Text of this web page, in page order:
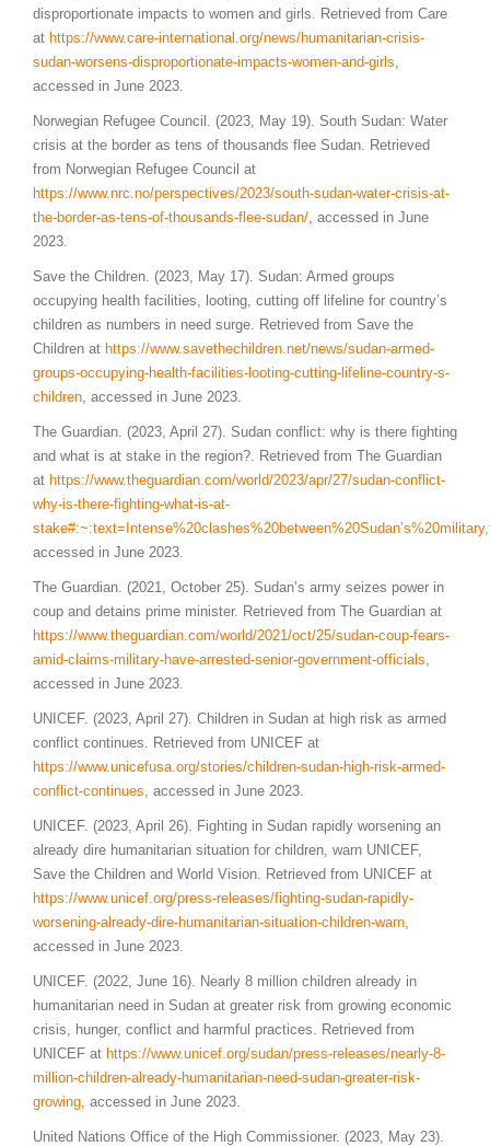
disproportionate impacts to women and girls. Retrieved from Care
at https://www.care-international.org/news/humanitarian-crisis-
sudan-worsens-disproportionate-impacts-women-and-girls
accessed in June 2023.
Norwegian Refugee Council. (2023, May 19). South Sudan: Water
crisis at the border as tens of thousands flee Sudan. Retrieved
from Norwegian Refugee Council at
https://www.nrc.no/perspectives/2023/south-sudan-water-crisis-at-
the-border-as-tens-of-thousands-flee-sudan/ , accessed in June
2023.
Save the Children. (2023, May 17). Sudan: Armed groups
occupying health facilities, looting, cutting off lifeline for country’s
children as numbers in need surge. Retrieved from Save the
Children at https://www.savethechildren.net/news/sudan-armed-
groups-occupying-health-facilities-looting-cutting-lifeline-country-s-
children , accessed in June 2023.
The Guardian. (2023, April 27). Sudan conflict: why is there fighting
and what is at stake in the region?. Retrieved from The Guardian
at https://www.theguardian.com/world/2023/apr/27/sudan-conflict-
why-is-there-fighting-what-is-at-
accessed in June 2023.
The Guardian. (2021, October 25). Sudan’s army seizes power in
coup and detains prime minister. Retrieved from The Guardian at
https://www.theguardian.com/world/2021/oct/25/sudan-coup-fears-
amid-claims-military-have-arrested-senior-government-officials
accessed in June 2023.
UNICEF. (2023, April 27). Children in Sudan at high risk as armed
conflict continues. Retrieved from UNICEF at
https://www.unicefusa.org/stories/children-sudan-high-risk-armed-
conflict-continues , accessed in June 2023.
UNICEF. (2023, April 26). Fighting in Sudan rapidly worsening an
already dire humanitarian situation for children, warn UNICEF,
Save the Children and World Vision. Retrieved from UNICEF at
https://www.unicef.org/press-releases/fighting-sudan-rapidly-
worsening-already-dire-humanitarian-situation-children-warn
accessed in June 2023.
UNICEF. (2022, June 16). Nearly 8 million children already in
humanitarian need in Sudan at greater risk from growing economic
crisis, hunger, conflict and harmful practices. Retrieved from
UNICEF at https://www.unicef.org/sudan/press-releases/nearly-8-
million-children-already-humanitarian-need-sudan-greater-risk-
growing , accessed in June 2023.
United Nations Office of the High Commissioner. (2023, May 23).